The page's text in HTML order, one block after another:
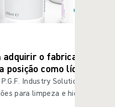
adquirir o fabricante
posição como líder
Industry Solutions GmbH,
para limpeza e hidratação de